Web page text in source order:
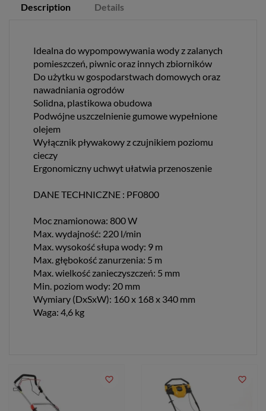
Description Details
Idealna do wypompowywania wody z zalanych
pomieszczeń, piwnic oraz innych zbiorników
Do użytku w gospodarstwach domowych oraz
nawadniania ogrodów
Solidna, plastikowa obudowa
Podwójne uszczelnienie gumowe wypełnione
olejem
Wyłącznik pływakowy z czujnikiem poziomu
cieczy
Ergonomiczny uchwyt ułatwia przenoszenie
DANE TECHNICZNE : PF0800
Moc znamionowa: 800 W
Max. wydajność: 220 l/min
Max. wysokość słupa wody: 9 m
Max. głębokość zanurzenia: 5 m
Max. wielkość zanieczyszczeń: 5 mm
Min. poziom wody: 20 mm
Wymiary (DxSxW): 160 x 168 x 340 mm
Waga: 4,6 kg
favorite_border favorite_border